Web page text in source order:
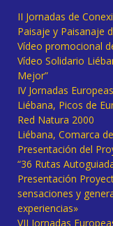
II Jornadas de
Paisaje y Paisanaje
Vídeo promocional
Vídeo Solidario
Mejor”
IV Jornadas
Liébana, Picos de
Red Natura 2000
Liébana, Comarca
Presentación del
“36 Rutas
Presentación
sensaciones y
experiencias»
VII Jornadas